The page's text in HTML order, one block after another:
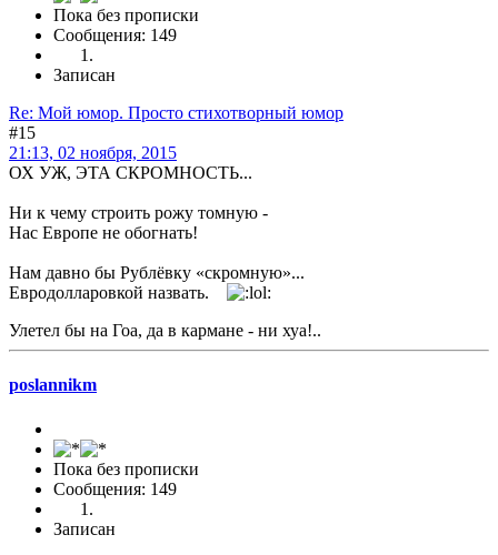
Пока без прописки
Сообщения: 149
Записан
Re: Мой юмор. Просто стихотворный юмор
#15
21:13, 02 ноября, 2015
ОХ УЖ, ЭТА СКРОМНОСТЬ...
Ни к чему строить рожу томную -
Нас Европе не обогнать!
Нам давно бы Рублёвку «скромную»...
Евродолларовкой назвать.
Улетел бы на Гоа, да в кармане - ни хуа!..
poslannikm
Пока без прописки
Сообщения: 149
Записан